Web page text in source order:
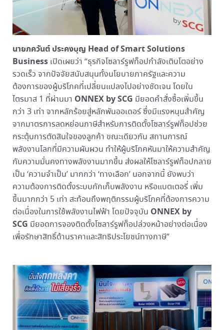
นายภควันต์ ประคงบุญ Head of Smart Solutions
Businessเปิดเผยว่า “ธุรกิจโซลาร์รูฟท็อปกำลังเติบโตอย่าง
รวดเร็ว จากปัจจัยสนับสนุนทั้งนโยบายภาครัฐและความ
ต้องการของผู้บริโภคที่เปลี่ยนแปลงไปอย่างชัดเจน โดยใน
ไตรมาส 1 ที่ผ่านมา ONNEX by SCG มียอดคำสั่งซื้อเพิ่มขึ้น
กว่า 3 เท่า จากหลักร้อยสู่หลักพันออเดอร์ ซึ่งมีแรงหนุนสำคัญ
จากมาตรการลดหย่อนภาษีสำหรับการติดตั้งโซลาร์รูฟท็อปช่วย
กระตุ้นการตัดสินใจของลูกค้า ขณะเดียวกัน สถานการณ์
พลังงานโลกที่มีความผันผวน ทำให้ผู้บริโภคหันมาให้ความสำคัญ
กับความมั่นคงทางพลังงานมากขึ้น ส่งผลให้โซลาร์รูฟท็อปกลาย
เป็น ‘ความจำเป็น’ มากกว่า ‘ทางเลือก’ นอกจากนี้ ยังพบว่า
ความต้องการติดตั้งระบบกักเก็บพลังงาน หรือแบตเตอรี่ เพิ่ม
ขึ้นมากกว่า 5 เท่า สะท้อนถึงพฤติกรรมผู้บริโภคที่ต้องการความ
ต่อเนื่องในการใช้พลังงานไฟฟ้า โดยปัจจุบัน ONNEX by
SCG มียอดการจองติดตั้งโซลาร์รูฟท็อปล่วงหน้าอย่างต่อเนื่อง
เพื่อรักษาสิทธิ์ด้านราคาและสิทธิประโยชน์ทางภาษี”